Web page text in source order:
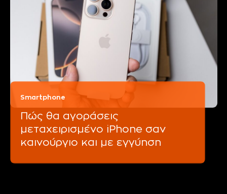
Smartphone
Πώς θα αγοράσεις
μεταχειρισμένο iPhone σαν
καινούργιο και με εγγύηση